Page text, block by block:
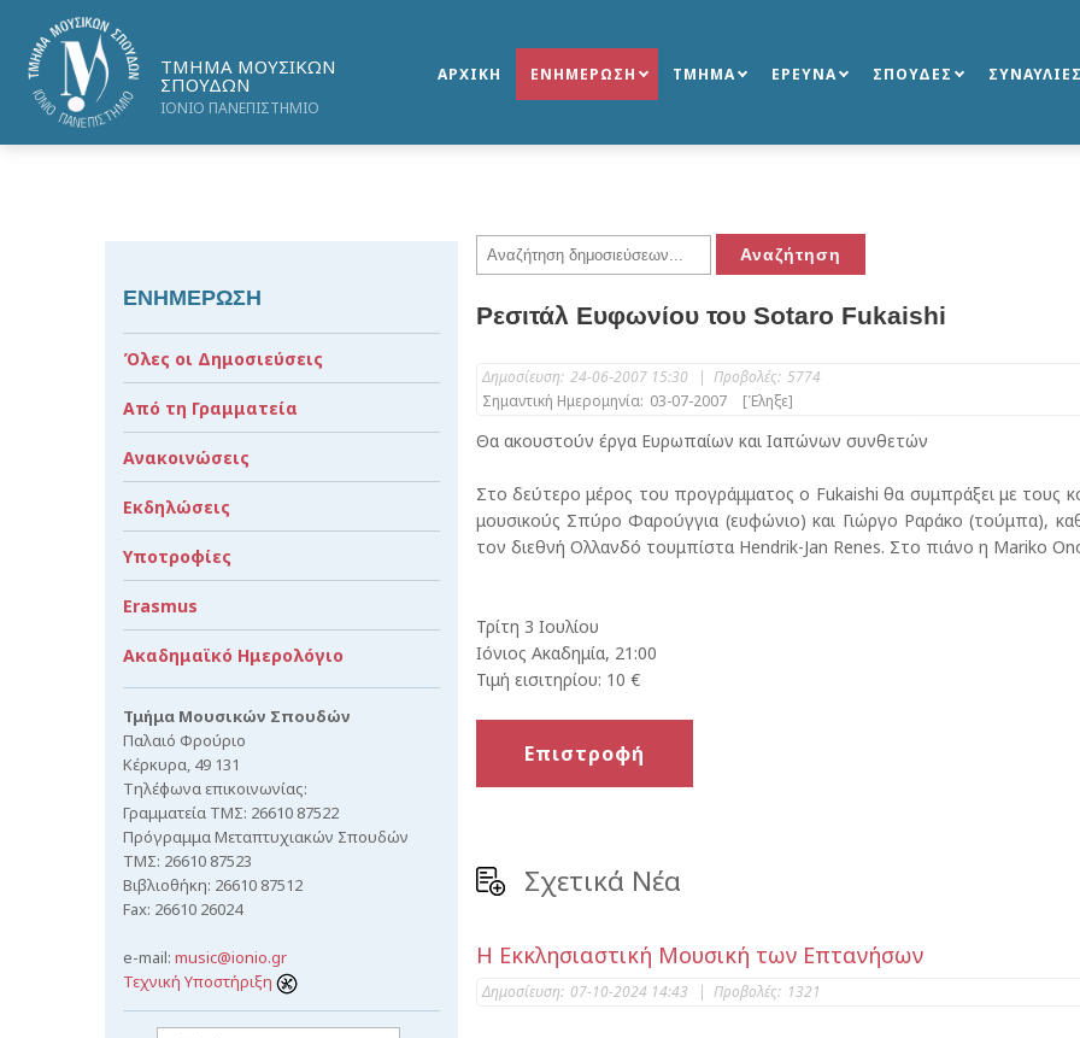
ΤΜΗΜΑ ΜΟΥΣΙΚΩΝ
ΣΠΟΥΔΩΝ
ΙΟΝΙΟ ΠΑΝΕΠΙΣΤΗΜΙΟ
ΑΡΧΙΚΗ ΕΝΗΜΕΡΩΣΗ ΤΜΗΜΑ ΕΡΕΥΝΑ ΣΠΟΥΔΕΣ
Ρεσιτάλ Ευφωνίου του Sotaro Fukaishi
Δημοσίευση: 24-06-2007 15:30 | Προβολές: 5774
Σημαντική Ημερομηνία: 03-07-2007 [Έληξε]
Θα ακουστούν έργα Ευρωπαίων και Ιαπώνων συνθετών
Στο δεύτερο μέρος του προγράμματος ο Fukaishi θα συμπράξει με τους
μουσικούς Σπύρο Φαρούγγια (ευφώνιο) και Γιώργο Ραράκο (τούμπα),
τον διεθνή Ολλανδό τουμπίστα Hendrik-Jan Renes. Στο πιάνο η Mariko
Τρίτη 3 Ιουλίου
Ιόνιος Ακαδημία, 21:00
Τιμή εισιτηρίου: 10 €
Επιστροφή
Σχετικά Νέα
Η Εκκλησιαστική Μουσική των Επτανήσων
Δημοσίευση: 07-10-2024 14:43 | Προβολές: 1321
ΕΝΗΜΕΡΩΣΗ
Όλες οι Δημοσιεύσεις
Από τη Γραμματεία
Ανακοινώσεις
Εκδηλώσεις
Υποτροφίες
Erasmus
Ακαδημαϊκό Ημερολόγιο
Τμήμα Μουσικών Σπουδών
Παλαιό Φρούριο
Κέρκυρα, 49 131
Τηλέφωνα επικοινωνίας:
Γραμματεία ΤΜΣ: 26610 87522
Πρόγραμμα Μεταπτυχιακών Σπουδών
ΤΜΣ: 26610 87523
Βιβλιοθήκη: 26610 87512
Fax: 26610 26024
e-mail: music@ionio.gr
Τεχνική Υποστήριξη